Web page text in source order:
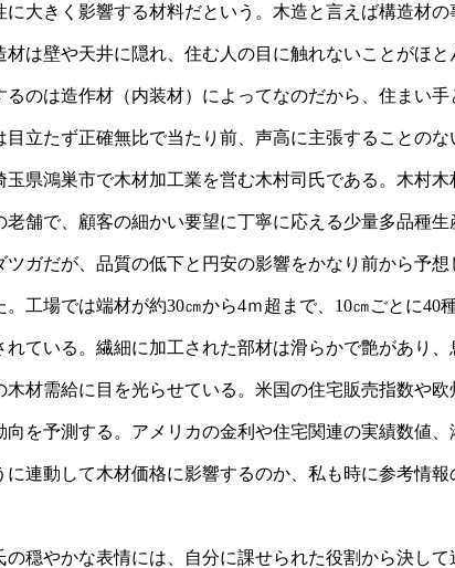
大きく影響する材料だという。木造と言えば構造材の
は壁や天井に隠れ、住む人の目に触れないことがほ
るのは造作材（内装材）によってなのだから、住まい
立たず正確無比で当たり前、声高に主張することのな
県鴻巣市で木材加工業を営む木村司氏である。木村木
老舗で、顧客の細かい要望に丁寧に応える少量多品種
ツガだが、品質の低下と円安の影響をかなり前から予
工場では端材が約30㎝から4ｍ超まで、10㎝ごとに40
ている。繊細に加工された部材は滑らかで艶があり、
木材需給に目を光らせている。米国の住宅販売指数や
を予測する。アメリカの金利や住宅関連の実績数値
連動して木材価格に影響するのか、私も時に参考情報
の穏やかな表情には、自分に課せられた役割から決し